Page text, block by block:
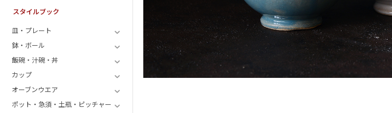
スタイルブック
皿・プレート
鉢・ボール
飯碗・汁碗・丼
カップ
オーブンウエア
ポット・急須・土瓶・ピッチャー